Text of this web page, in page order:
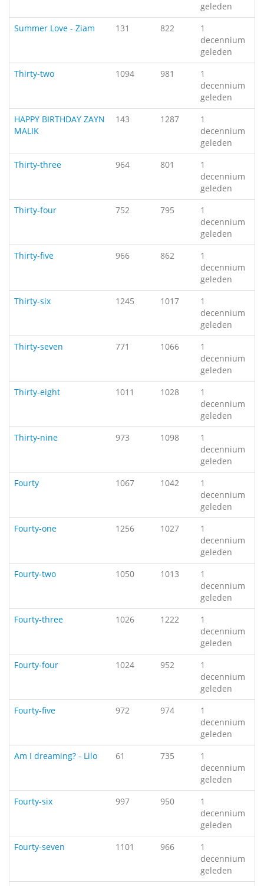
geleden
Summer Love - Ziam
131 822
1
decennium
geleden
Thirty-two
1094 981
1
decennium
geleden
HAPPY BIRTHDAY ZAYN
MALIK
143 1287
1
decennium
geleden
Thirty-three
964 801
1
decennium
geleden
Thirty-four
752 795
1
decennium
geleden
Thirty-five
966 862
1
decennium
geleden
Thirty-six
1245 1017
1
decennium
geleden
Thirty-seven
771 1066
1
decennium
geleden
Thirty-eight
1011 1028
1
decennium
geleden
Thirty-nine
973 1098
1
decennium
geleden
Fourty
1067 1042
1
decennium
geleden
Fourty-one
1256 1027
1
decennium
geleden
Fourty-two
1050 1013
1
decennium
geleden
Fourty-three
1026 1222
1
decennium
geleden
Fourty-four
1024 952
1
decennium
geleden
Fourty-five
972 974
1
decennium
geleden
Am I dreaming? - Lilo
61 735
1
decennium
geleden
Fourty-six
997 950
1
decennium
geleden
Fourty-seven
1101 966
1
decennium
geleden